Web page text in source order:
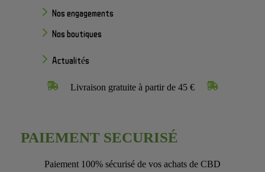
Nos engagements
Nos boutiques
Actualités
Livraison gratuite à partir de 45 €
PAIEMENT SECURISÉ
Paiement 100% sécurisé de vos achats de CBD